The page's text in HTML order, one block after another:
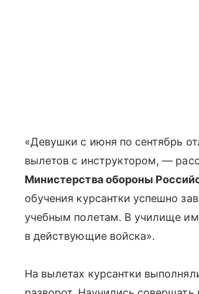
«Девушки с июня по сентябрь
вылетов с инструктором, —
Министерства обороны
обучения курсантки успешно
учебным полетам. В училище им
в действующие войска».
На вылетах курсантки